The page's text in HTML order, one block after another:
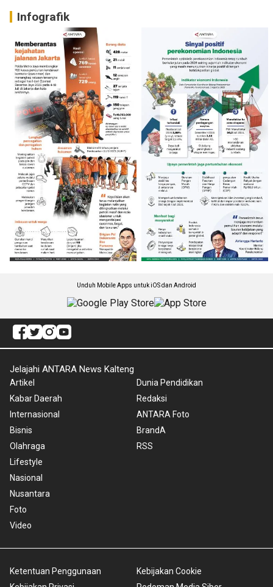
Infografik
Unduh Mobile Apps untuk iOS dan Android
Jelajahi ANTARA News Kalteng
Artikel
Kabar Daerah
Internasional
Bisnis
Olahraga
Lifestyle
Nasional
Nusantara
Foto
Video
Dunia Pendidikan
Redaksi
ANTARA Foto
BrandA
RSS
Ketentuan Penggunaan
Kebijakan Cookie